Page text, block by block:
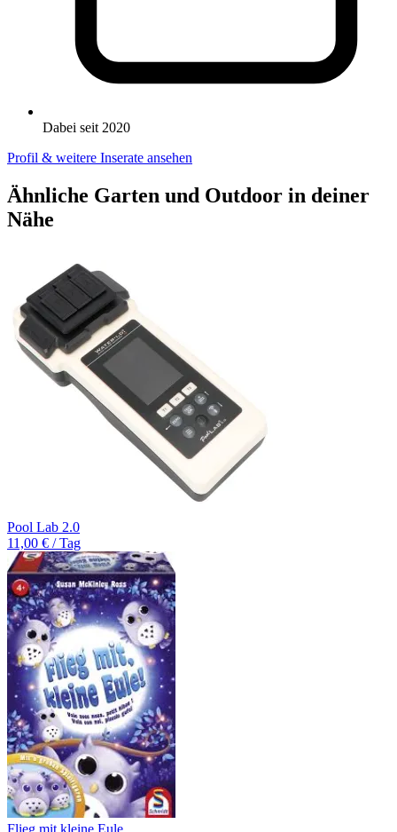
Dabei seit 2020
Profil & weitere Inserate ansehen
Ähnliche Garten und Outdoor in deiner
Nähe
Pool Lab 2.0
11,00 € / Tag
Flieg mit kleine Eule